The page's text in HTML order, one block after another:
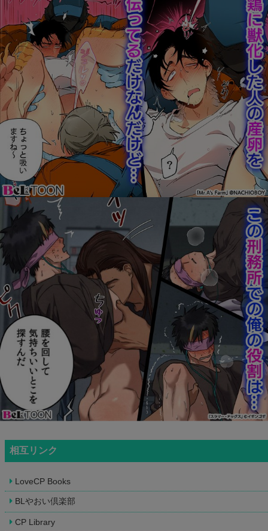
相互リンク
LoveCP Books
BLやおい倶楽部
CP Library